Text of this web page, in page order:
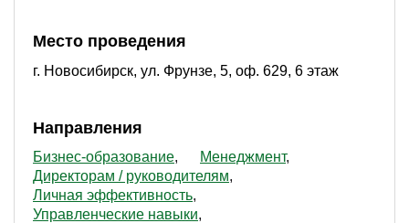
Место проведения
г. Новосибирск, ул. Фрунзе, 5, оф. 629, 6 этаж
Направления
Бизнес-образование
Менеджмент
Директорам / руководителям
Личная эффективность
Управленческие навыки